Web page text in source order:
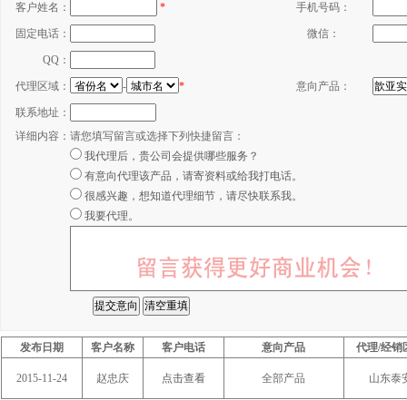
客户姓名： * 手机号码：
固定电话： 微信：
QQ：
代理区域： - * 意向产品：
联系地址：
详细内容： 请您填写留言或选择下列快捷留言：
我代理后，贵公司会提供哪些服务？
有意向代理该产品，请寄资料或给我打电话。
很感兴趣，想知道代理细节，请尽快联系我。
我要代理。
发布日期 客户名称 客户电话 意向产品 代理/经销
2015-11-24 赵忠庆 点击查看 全部产品 山东泰